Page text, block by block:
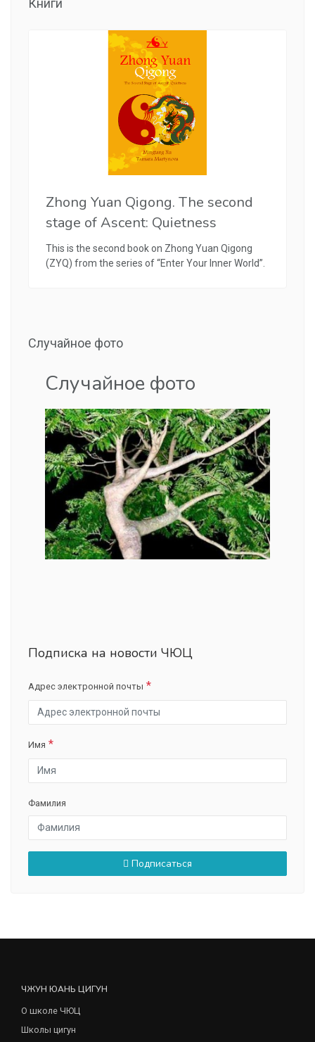
Книги
Zhong Yuan Qigong. The second
stage of Ascent: Quietness
This is the second book on Zhong Yuan Qigong
(ZYQ) from the series of “Enter Your Inner World”.
Случайное фото
Случайное фото
Подписка на новости ЧЮЦ
Адрес электронной почты
Имя
Фамилия
Подписаться
ЧЖУН ЮАНЬ ЦИГУН
О школе ЧЮЦ
Школы цигун